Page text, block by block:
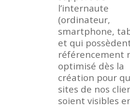
l’internaute
(ordinateur,
smartphone,
et qui
référencement
optimisé dès la
création pour
sites de nos
soient visibles